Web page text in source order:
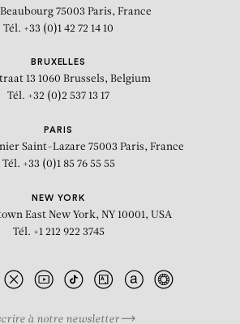
75003 Paris, France
Tél. +33 (0)1 42 72 14 10
BRUXELLES
13 1060 Brussels, Belgium
Tél. +32 (0)2 537 13 17
PARIS
Saint-Lazare 75003 Paris, France
Tél. +33 (0)1 85 76 55 55
NEW YORK
East New York, NY 10001, USA
Tél. +1 212 922 3745
à notre newsletter